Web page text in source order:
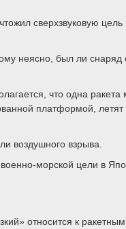
сверхзвуковую
неясно, был ли снаряд
что одна
платформой,
воздушного взрыва.
морской цели в
относится к